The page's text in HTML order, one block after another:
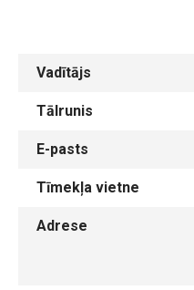
Vadītājs
Tālrunis
E-pasts
Tīmekļa vietne
Adrese